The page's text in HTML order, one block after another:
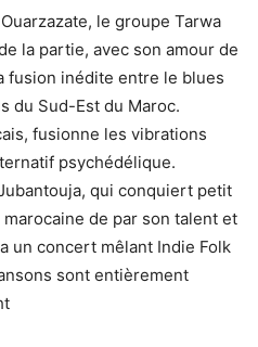
le groupe Tarwa
la partie, avec son amour de
fusion inédite entre le blues
du Sud-Est du Maroc.
fusionne les vibrations
psychédélique.
qui conquiert petit
de par son talent et
un concert mêlant Indie Folk
sont entièrement